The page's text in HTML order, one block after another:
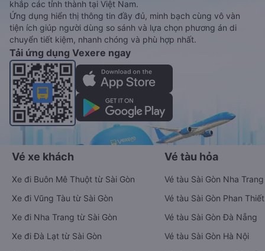
khắp các tỉnh thành tại Việt Nam.
Ứng dụng hiển thị thông tin đầy đủ, minh bạch cùng vô vàn
tiện ích giúp người dùng so sánh và lựa chọn phương án di
chuyển tiết kiệm, nhanh chóng và phù hợp nhất.
Tải ứng dụng Vexere ngay
Vé xe khách
Xe đi Buôn Mê Thuột từ Sài Gòn
Xe đi Vũng Tàu từ Sài Gòn
Xe đi Nha Trang từ Sài Gòn
Xe đi Đà Lạt từ Sài Gòn
Vé tàu hỏa
Vé tàu Sài Gòn Nha Trang
Vé tàu Sài Gòn Phan Thiết
Vé tàu Sài Gòn Đà Nẵng
Vé tàu Sài Gòn Hà Nội